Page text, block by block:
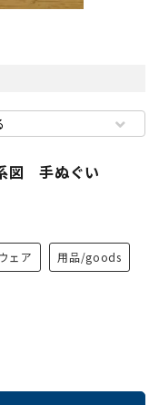
系図 手ぬぐい
ェア 用品/goods